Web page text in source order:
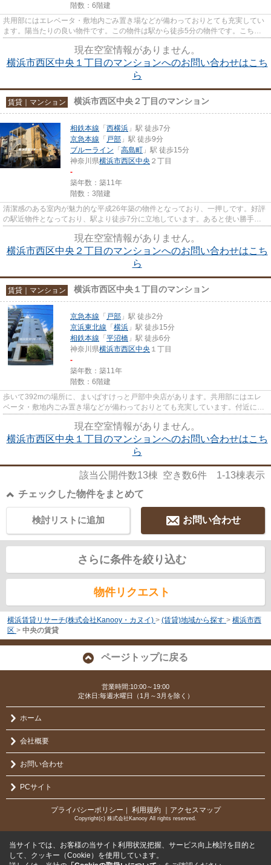
階数：6階建
共用部にはエレベータ・敷地内ごみ置き場などが備わっておりとても充実してい
ます。陽当たりの良い物件です。この物件は駅から徒歩5分の物件です。こちら
現在空室情報がありません。
横浜市西区中央１丁目のマンションへのお問い合わせはこち
ら
賃貸｜マンション 横浜市西区中央２丁目のマンション
相鉄本線 「 西横浜 」駅 徒歩7分
京急本線 「 戸部 」駅 徒歩9分
ブルーライン 「 高島町 」駅 徒歩15分
神奈川県横浜市西区中央 ２丁目
-
築年数：築11年
階数：3階建
清潔感のある室内が魅力的な平成26年築の物件となっており、一押しです。好評
の駅近物件となっており、駅より徒歩7分に立地しています。あると使い勝手が
現在空室情報がありません。
横浜市西区中央２丁目のマンションへのお問い合わせはこち
ら
賃貸｜マンション 横浜市西区中央１丁目のマンション
京急本線 「 戸部 」駅 徒歩2分
京浜東北線 「 横浜 」駅 徒歩15分
相鉄本線 「 平沼橋 」駅 徒歩6分
神奈川県横浜市西区中央 １丁目
-
築年数：築11年
階数：6階建
歩いて392mの場所に、まいばすけっと戸部中央店があります。共用部にはエレ
ベータ・敷地内ごみ置き場などが備わっておりとても充実しています。付近に駅
現在空室情報がありません。
横浜市西区中央１丁目のマンションへのお問い合わせはこち
ら
該当公開件数13棟 空き数6件 1-13棟表示
チェックした物件をまとめて
お問い合わせ
検討リストに追加
さらに条件を絞り込む
物件リクエスト
横浜賃貸リサーチ(株式会社Kanooy・カヌイ) > (賃貸)地域から探す > 横浜市西
区 > 中央の賃貸
ページトップに戻る
営業時間:10:00～19:00
定休日:毎週水曜日（1月～3月を除く）
ホーム
会社概要
お問い合わせ
PCサイト
プライバシーポリシー ｜ 利用規約 ｜アクセスマップ
Copyright(c) 株式会社Kanooy All rights reserved.
当サイトでは、お客様の当サイト利用状況把握、サービス向上検討を目的と
して、クッキー（Cookie）を使用しています。